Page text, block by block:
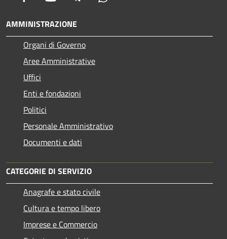
AMMINISTRAZIONE
Organi di Governo
Aree Amministrative
Uffici
Enti e fondazioni
Politici
Personale Amministrativo
Documenti e dati
CATEGORIE DI SERVIZIO
Anagrafe e stato civile
Cultura e tempo libero
Imprese e Commercio